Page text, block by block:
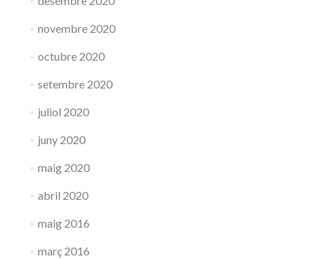
novembre 2020
octubre 2020
setembre 2020
juliol 2020
juny 2020
maig 2020
abril 2020
maig 2016
març 2016